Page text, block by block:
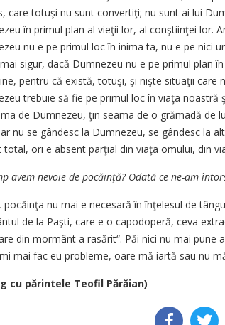
care totuşi nu sunt convertiţi; nu sunt ai lui
în primul plan al vieţii lor, al conştiinţei lor.
nu e pe primul loc în inima ta, nu e pe nici
sigur, dacă Dumnezeu nu e pe primul plan
pentru că există, totuşi, şi nişte situaţii care
trebuie să fie pe primul loc în viaţa
de Dumnezeu, ţin seama de o grămadă de
nu se gândesc la Dumnezeu, se gândesc la
total, ori e absent parţial din viaţa omului, din
avem nevoie de pocăinţă? Odată ce ne-am
pocăinţa nu mai e necesară în înţelesul de
de la Paşti, care e o capodoperă, ceva
din mormânt a rasărit“. Păi nici nu mai
mai fac eu probleme, oare mă iartă sau nu
cu părintele Teofil Părăian)